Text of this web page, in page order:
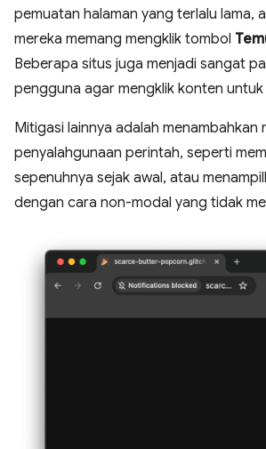
pemuatan halaman yang terlalu lama,
mereka memang mengklik tombol
Beberapa situs juga menjadi sangat
pengguna agar mengklik konten
Mitigasi lainnya adalah menambahkan
penyalahgunaan perintah, seperti
sepenuhnya sejak awal, atau
dengan cara non-modal yang tidak